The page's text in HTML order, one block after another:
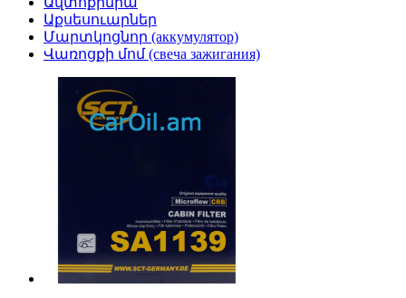
Աքսեսուարներ
Մարտկոցնոր (аккумулятор)
Վառոցքի մոմ (свеча зажигания)